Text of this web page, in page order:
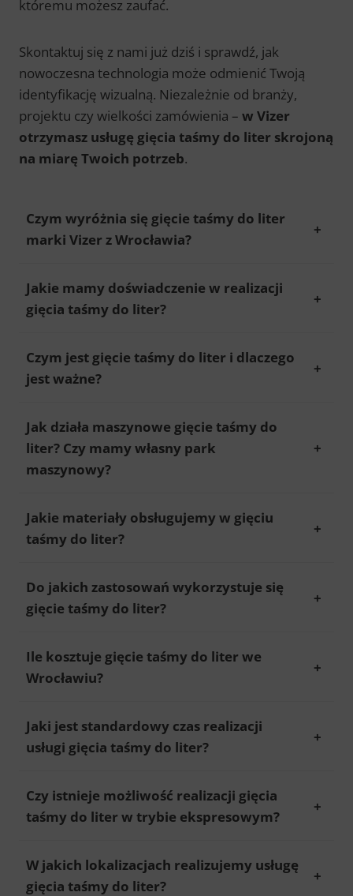
któremu możesz zaufać.
Skontaktuj się z nami już dziś i sprawdź, jak
nowoczesna technologia może odmienić Twoją
identyfikację wizualną. Niezależnie od branży,
projektu czy wielkości zamówienia – w Vizer
otrzymasz usługę gięcia taśmy do liter skrojoną
na miarę Twoich potrzeb.
Czym wyróżnia się gięcie taśmy do liter
marki Vizer z Wrocławia?
Jakie mamy doświadczenie w realizacji
gięcia taśmy do liter?
Czym jest gięcie taśmy do liter i dlaczego
jest ważne?
Jak działa maszynowe gięcie taśmy do
liter? Czy mamy własny park
maszynowy?
Jakie materiały obsługujemy w gięciu
taśmy do liter?
Do jakich zastosowań wykorzystuje się
gięcie taśmy do liter?
Ile kosztuje gięcie taśmy do liter we
Wrocławiu?
Jaki jest standardowy czas realizacji
usługi gięcia taśmy do liter?
Czy istnieje możliwość realizacji gięcia
taśmy do liter w trybie ekspresowym?
W jakich lokalizacjach realizujemy usługę
gięcia taśmy do liter?